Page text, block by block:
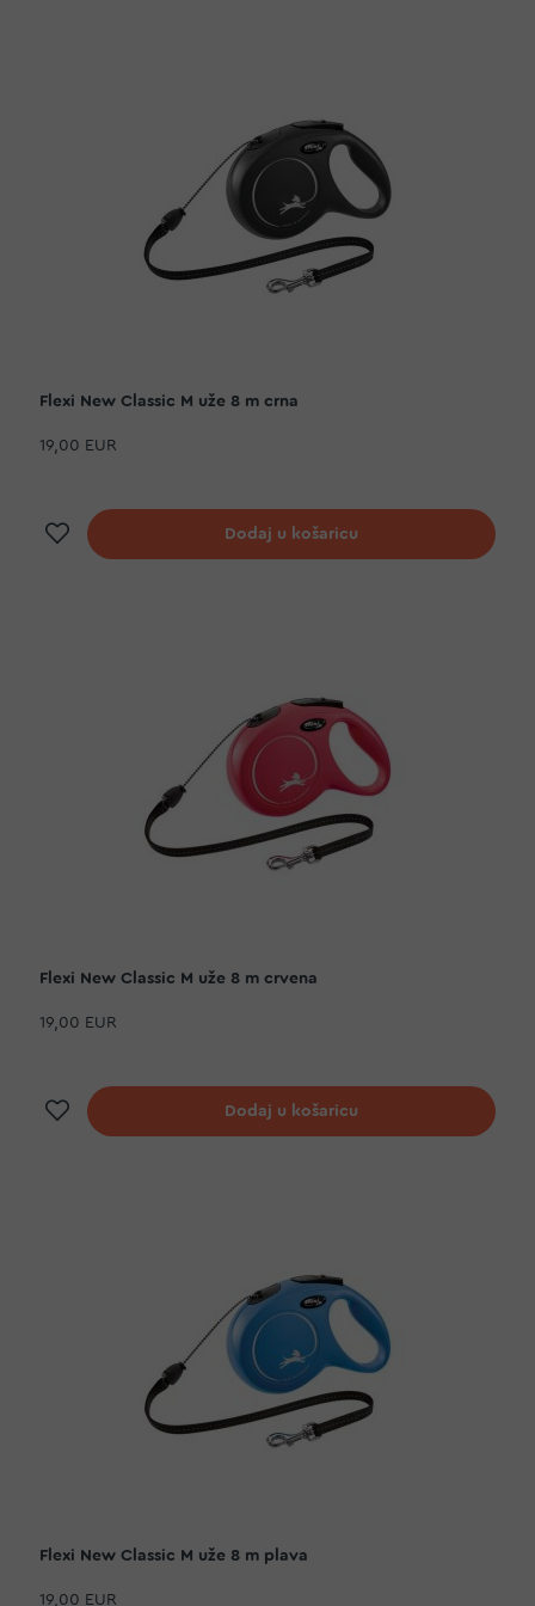
Flexi New Classic M uže 8 m crna
19,00 EUR
Dodaj na listu želja
Dodaj u košaricu
Flexi New Classic M uže 8 m crvena
19,00 EUR
Dodaj na listu želja
Dodaj u košaricu
Flexi New Classic M uže 8 m plava
19,00 EUR